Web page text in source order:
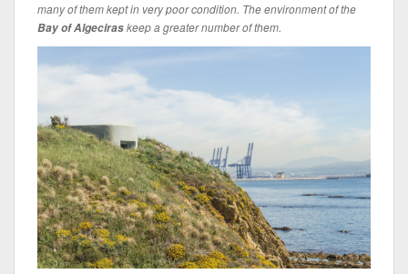
many of them kept in very poor condition. The environment of the
Bay of Algeciraskeep a greater number of them.